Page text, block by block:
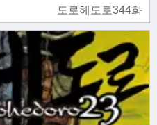
도로헤도로344화